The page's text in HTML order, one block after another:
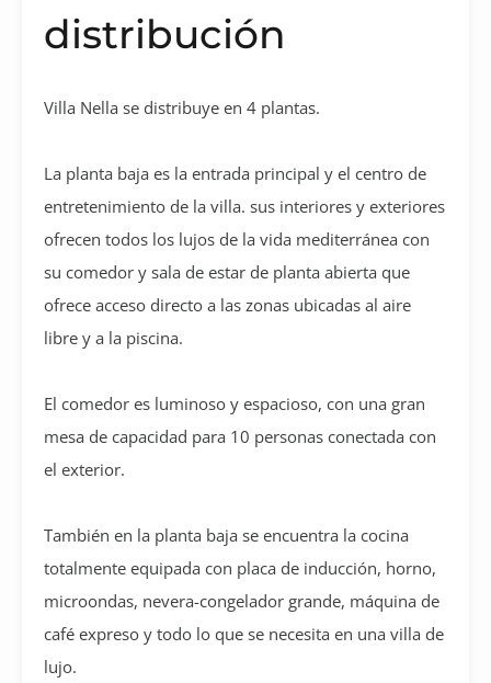
distribución
Villa Nella se distribuye en 4 plantas.
La planta baja es la entrada principal y el centro de
entretenimiento de la villa. sus interiores y exteriores
ofrecen todos los lujos de la vida mediterránea con
su comedor y sala de estar de planta abierta que
ofrece acceso directo a las zonas ubicadas al aire
libre y a la piscina.
El comedor es luminoso y espacioso, con una gran
mesa de capacidad para 10 personas conectada con
el exterior.
También en la planta baja se encuentra la cocina
totalmente equipada con placa de inducción, horno,
microondas, nevera-congelador grande, máquina de
café expreso y todo lo que se necesita en una villa de
lujo.